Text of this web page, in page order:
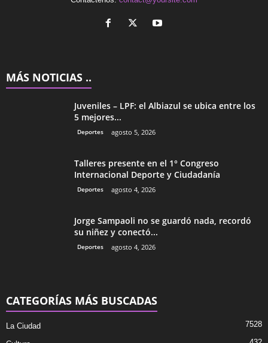
MÁS NOTICIAS ..
Juveniles – LPF: el Albiazul se ubica entre los
5 mejores...
Deportes agosto 5, 2026
Talleres presente en el 1° Congreso
Internacional Deporte y Ciudadanía
Deportes agosto 4, 2026
Jorge Sampaoli no se guardó nada, recordó
su niñez y conectó...
Deportes agosto 4, 2026
CATEGORÍAS MÁS BUSCADAS
La Ciudad 7528